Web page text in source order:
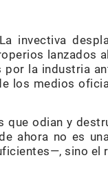
invectiva
lanzados
por la industria
los medios
que odian y
ahora no es
sino el